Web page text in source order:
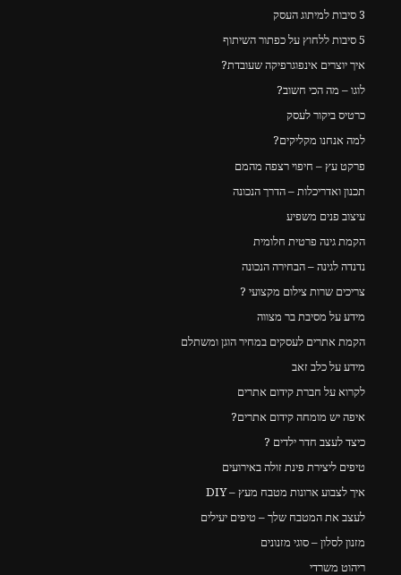
3 סיבות למיתוג העסק
5 סיבות ללחוץ על כפתור השיתוף
איך יוצרים אינפוגרפיקה שעובדת?
לוגו – מה הכי חשוב?
כרטיס ביקור לעסק
למה אנחנו מקליקים?
פרקט עץ – חיפוי רצפה מהמם
תכנון ואדריכלות – הדרך הנכונה
עיצוב פנים משפיע
הקמת גינה פרטית חלומית
נדנדה לגינה – הבחירה הנכונה
צריכים שרות צילום מקצועי ?
מידע על מסיבת בר מצווה
הקמת אתרים לעסקים במחיר הוגן ומשתלם
מידע על כלב זאב
לקרוא על חברת קידום אתרים
איפה יש מומחה קידום אתרים?
כיצד לעצב חדר ילדים ?
טיפים ליצירת פינת זולה באירועים
איך לצבוע ארונות מטבח מעץ – DIY
לעצב את המטבח שלך – טיפים יעילים
מזנון לסלון – סוגי מזנונים
ריהוט משרדי